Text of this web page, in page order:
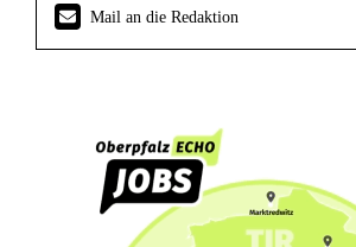
Mail an die Redaktion